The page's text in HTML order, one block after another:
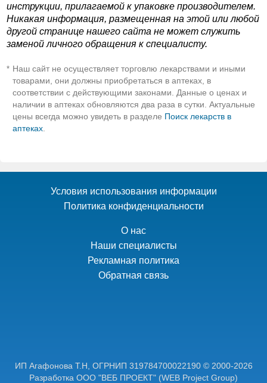
инструкции, прилагаемой к упаковке производителем.
Никакая информация, размещенная на этой или любой
другой странице нашего сайта не может служить
заменой личного обращения к специалисту.
* Наш сайт не осуществляет торговлю лекарствами и иными
товарами, они должны приобретаться в аптеках, в
соответствии с действующими законами. Данные о ценах и
наличии в аптеках обновляются два раза в сутки. Актуальные
цены всегда можно увидеть в разделе Поиск лекарств в
аптеках
Условия использования информации
Политика конфиденциальности
О нас
Наши специалисты
Рекламная политика
Обратная связь
ИП Агафонова Т.Н, ОГРНИП 319784700022190 © 2000-2026
Разработка ООО "ВЕБ ПРОЕКТ" (WEB Project Group)